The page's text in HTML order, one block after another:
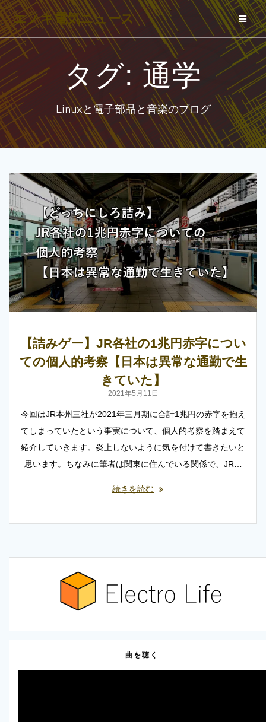
コ
ン
テ
ス
キ
ッ
エノキ電気ニュース
タグ: 通学
Linuxと電子部品と音楽のブログ
【詰みゲー】JR各社の1兆円赤字につい
ての個人的考察【日本は異常な通勤で生
きていた】
2021年5月11日
今回はJR本州三社が2021年三月期に合計1兆円の赤字を抱え
てしまっていたという事実について、個人的考察を踏まえて
紹介していきます。炎上しないように気を付けて書きたいと
思います。ちなみに筆者は関東に住んでいる関係で、JR…
続きを読む
曲を聴く